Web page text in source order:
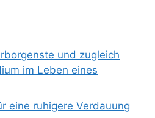
und zugleich
im Leben eines
eine ruhigere Verdauung